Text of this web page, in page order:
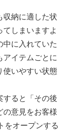
収納に適した状
しまいますよ
に入れていた
アイテムごとに
使いやすい状態
すると「その後
の意見をお客様
をオープンする